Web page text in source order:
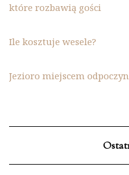
które rozbawią gości
Ile kosztuje wesele?
Jezioro miejscem